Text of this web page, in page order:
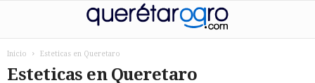
Inicio Esteticas en Queretaro
Esteticas en Queretaro